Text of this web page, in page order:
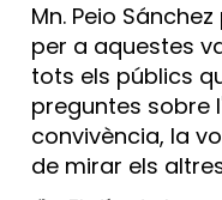
Mn. Peio
per a aquestes
tots els públics
preguntes sobre
convivència, la
de mirar els